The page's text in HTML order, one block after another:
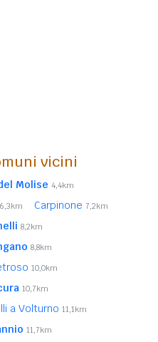
vicini
Molise 4,4km
6,3km Carpinone 7,2km
8,2km
8,8km
10,0km
10,7km
a Volturno 11,1km
11,7km